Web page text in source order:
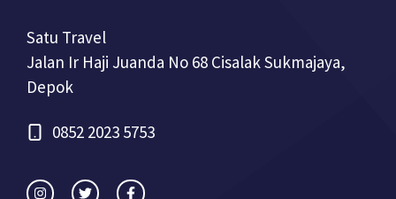
Satu Travel
Jalan Ir Haji Juanda No 68 Cisalak Sukmajaya,
Depok
0852 2023 5753